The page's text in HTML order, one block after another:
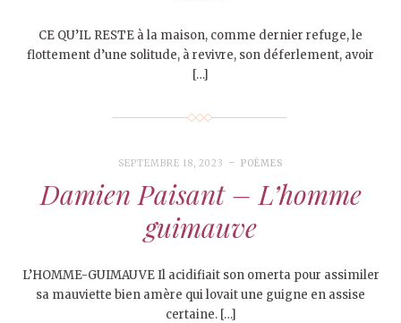
CE QU’IL RESTE à la maison, comme dernier refuge, le
flottement d’une solitude, à revivre, son déferlement, avoir
[…]
SEPTEMBRE 18, 2023 POÈMES
Damien Paisant – L’homme
guimauve
L’HOMME-GUIMAUVE Il acidifiait son omerta pour assimiler
sa mauviette bien amère qui lovait une guigne en assise
certaine. […]